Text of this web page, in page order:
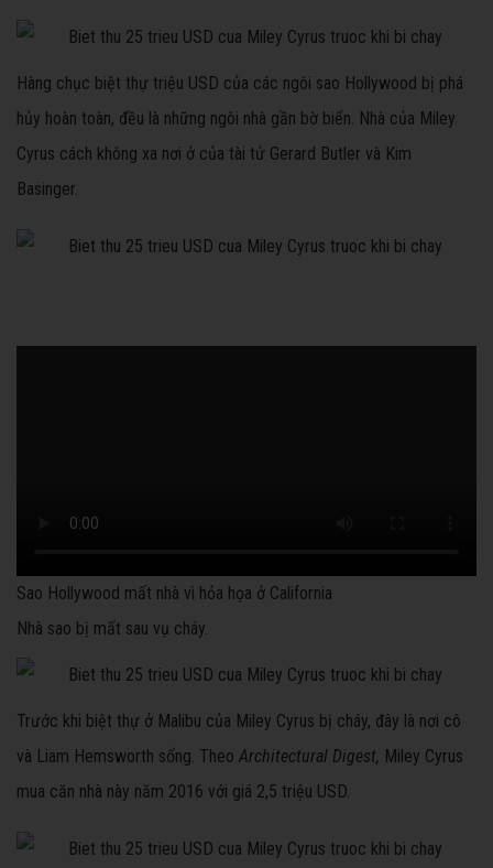
Hàng chục biệt thự triệu USD của các ngôi sao Hollywood bị phá
hủy hoàn toàn, đều là những ngôi nhà gần bờ biển. Nhà của Miley
Cyrus cách không xa nơi ở của tài tử Gerard Butler và Kim
Basinger.
Sao Hollywood mất nhà vì hỏa họa ở California
Nhà sao bị mất sau vụ cháy.
Trước khi biệt thự ở Malibu của Miley Cyrus bị cháy, đây là nơi cô
và Liam Hemsworth sống. Theo Architectural Digest, Miley Cyrus
mua căn nhà này năm 2016 với giá 2,5 triệu USD.